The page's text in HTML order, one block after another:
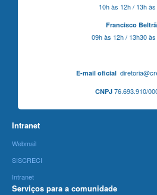
10h às 12h / 13h
Francisco
09h às 12h / 13h30
E-mail oficial
CNPJ76.693.910/
Intranet
Webmail
SISCRECI
Intranet
Serviços para a comunidade